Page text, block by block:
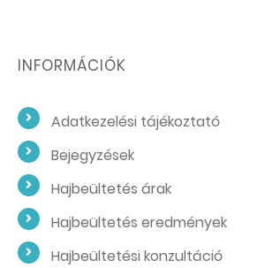
INFORMÁCIÓK
Adatkezelési tájékoztató
Bejegyzések
Hajbeültetés árak
Hajbeültetés eredmények
Hajbeültetési konzultáció